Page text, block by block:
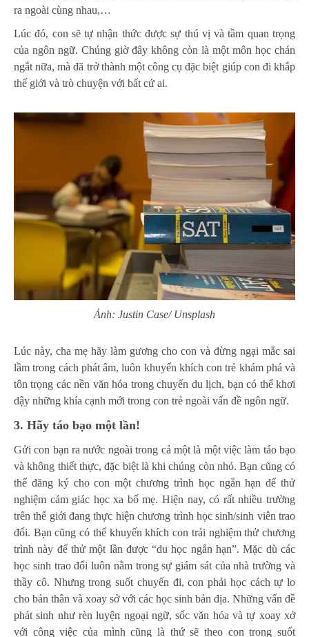
ra ngoài cùng nhau,…
Lúc đó, con sẽ tự nhận thức được sự thú vị và tầm quan trọng
của ngôn ngữ. Chúng giờ đây không còn là một môn học chán
ngắt nữa, mà đã trở thành một công cụ đặc biệt giúp con đi khắp
thế giới và trò chuyện với bất cứ ai.
Ảnh: Justin Case/ Unsplash
Lúc này, cha mẹ hãy làm gương cho con và đừng ngại mắc sai
lầm trong cách phát âm, luôn khuyến khích con trẻ khám phá và
tôn trọng các nền văn hóa trong chuyến du lịch, bạn có thể khơi
dậy những khía cạnh mới trong con trẻ ngoài vấn đề ngôn ngữ.
3. Hãy táo bạo một lần!
Gửi con bạn ra nước ngoài trong cả một là một việc làm táo bạo
và không thiết thực, đặc biệt là khi chúng còn nhỏ. Bạn cũng có
thể đăng ký cho con một chương trình học ngắn hạn để thử
nghiệm cảm giác học xa bố mẹ. Hiện nay, có rất nhiều trường
trên thế giới đang thực hiện chương trình học sinh/sinh viên trao
đổi. Bạn cũng có thể khuyến khích con trải nghiệm thử chương
trình này để thử một lần được “du học ngắn hạn”. Mặc dù các
học sinh trao đổi luôn nằm trong sự giám sát của nhà trường và
thầy cô. Nhưng trong suốt chuyến đi, con phải học cách tự lo
cho bản thân và xoay sở với các học sinh bản địa. Những vấn đề
phát sinh như rèn luyện ngoại ngữ, sốc văn hóa và tự xoay xở
với công việc của mình cũng là thứ sẽ theo con trong suốt